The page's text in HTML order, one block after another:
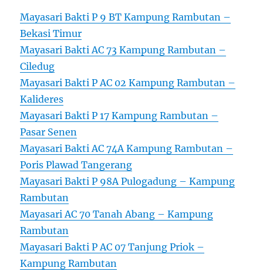
Mayasari Bakti P 9 BT Kampung Rambutan –
Bekasi Timur
Mayasari Bakti AC 73 Kampung Rambutan –
Ciledug
Mayasari Bakti P AC 02 Kampung Rambutan –
Kalideres
Mayasari Bakti P 17 Kampung Rambutan –
Pasar Senen
Mayasari Bakti AC 74A Kampung Rambutan –
Poris Plawad Tangerang
Mayasari Bakti P 98A Pulogadung – Kampung
Rambutan
Mayasari AC 70 Tanah Abang – Kampung
Rambutan
Mayasari Bakti P AC 07 Tanjung Priok –
Kampung Rambutan